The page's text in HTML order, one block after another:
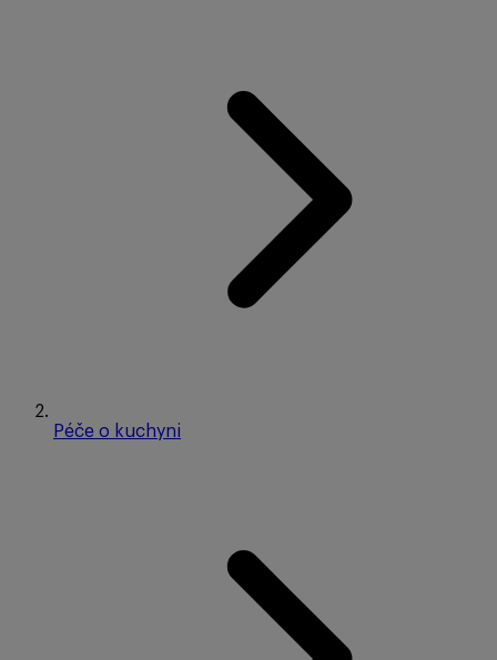
Péče o kuchyni